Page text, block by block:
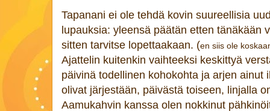
Tapanani ei ole tehdä kovin suureellisia
lupauksia: yleensä päätän etten tänäkään
sitten tarvitse lopettaakaan. (en siis ole
Ajattelin kuitenkin vaihteeksi keskittyä
päivinä todellinen kohokohta ja arjen ainut
olivat järjestään, päivästä toiseen, linjalla
Aamukahvin kanssa olen nokkinut